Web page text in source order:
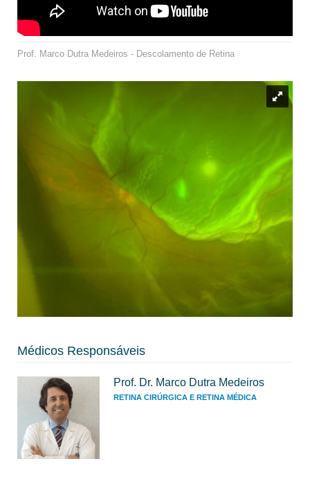
Prof. Marco Dutra Medeiros - Descolamento de Retina
Médicos Responsáveis
Prof. Dr. Marco Dutra Medeiros
RETINA CIRÚRGICA E RETINA MÉDICA